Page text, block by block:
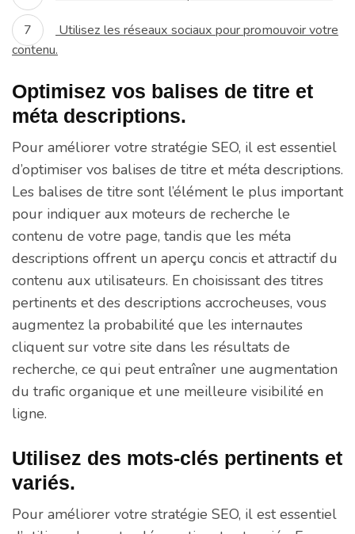
Utilisez les réseaux sociaux pour promouvoir votre
contenu.
Optimisez vos balises de titre et
méta descriptions.
Pour améliorer votre stratégie SEO, il est essentiel
d’optimiser vos balises de titre et méta descriptions.
Les balises de titre sont l’élément le plus important
pour indiquer aux moteurs de recherche le
contenu de votre page, tandis que les méta
descriptions offrent un aperçu concis et attractif du
contenu aux utilisateurs. En choisissant des titres
pertinents et des descriptions accrocheuses, vous
augmentez la probabilité que les internautes
cliquent sur votre site dans les résultats de
recherche, ce qui peut entraîner une augmentation
du trafic organique et une meilleure visibilité en
ligne.
Utilisez des mots-clés pertinents et
variés.
Pour améliorer votre stratégie SEO, il est essentiel